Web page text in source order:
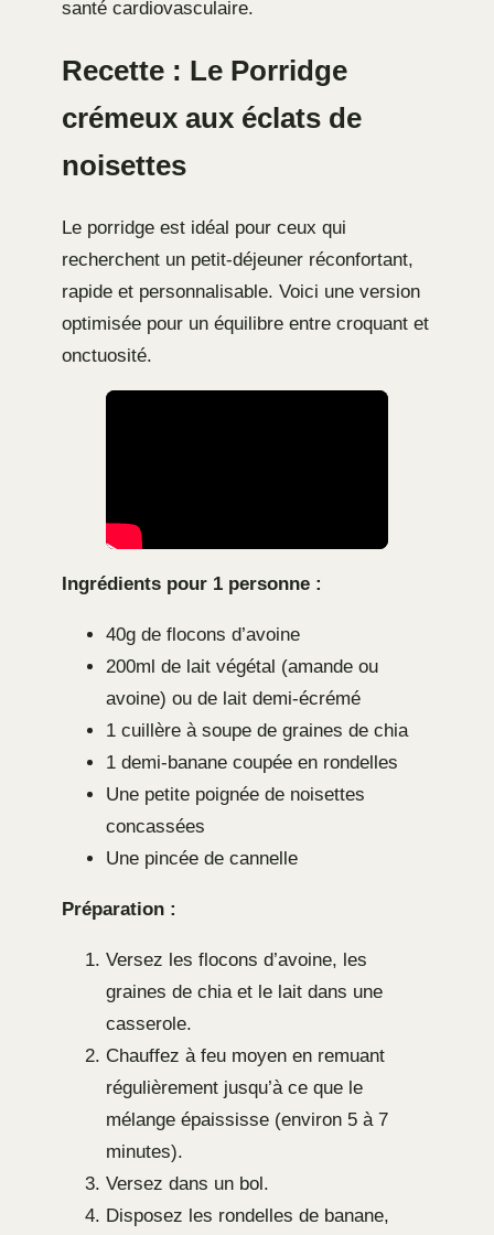
santé cardiovasculaire.
Recette : Le Porridge
crémeux aux éclats de
noisettes
Le porridge est idéal pour ceux qui
recherchent un petit-déjeuner réconfortant,
rapide et personnalisable. Voici une version
optimisée pour un équilibre entre croquant et
onctuosité.
Ingrédients pour 1 personne :
40g de flocons d’avoine
200ml de lait végétal (amande ou
avoine) ou de lait demi-écrémé
1 cuillère à soupe de graines de chia
1 demi-banane coupée en rondelles
Une petite poignée de noisettes
concassées
Une pincée de cannelle
Préparation :
Versez les flocons d’avoine, les
graines de chia et le lait dans une
casserole.
Chauffez à feu moyen en remuant
régulièrement jusqu’à ce que le
mélange épaississe (environ 5 à 7
minutes).
Versez dans un bol.
Disposez les rondelles de banane,